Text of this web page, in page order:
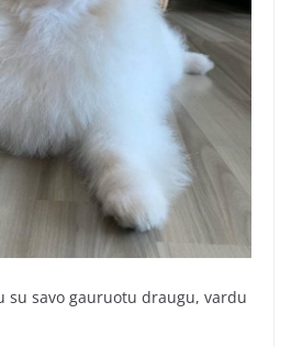
su savo gauruotu draugu, vardu